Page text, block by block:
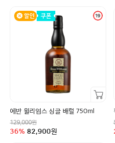
할인 쿠폰
에반 윌리엄스 싱글 배럴 750ml
129,000원
할인율
36%
구매금액
82,900원